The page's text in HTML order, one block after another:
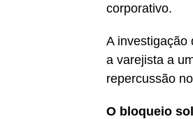
corporativo.
A investigação
a varejista a
repercussão
O bloqueio